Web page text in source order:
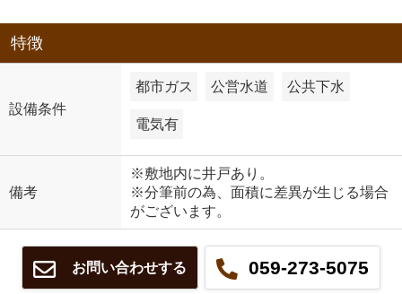
特徴
設備条件
都市ガス 公営水道 公共下水
電気有
備考
※敷地内に井戸あり。
※分筆前の為、面積に差異が生じる場合
がございます。
お問い合わせする 059-273-5075